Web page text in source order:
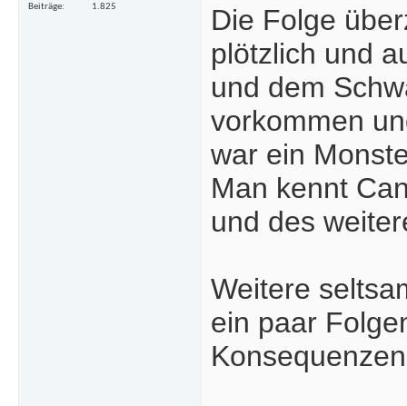
Beiträge
1.825
Die Folge
plötzlich und
und dem
vorkommen
war ein
Man kennt
und des
Weitere
ein paar